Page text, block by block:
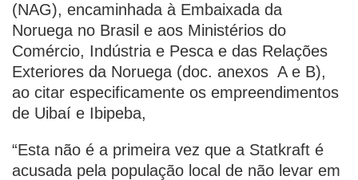
(NAG), encaminhada à Embaixada da
Noruega no Brasil e aos Ministérios do
Comércio, Indústria e Pesca e das Relações
Exteriores da Noruega (doc. anexos A e B),
ao citar especificamente os empreendimentos
de Uibaí e Ibipeba,
“Esta não é a primeira vez que a Statkraft é
acusada pela população local de não levar em